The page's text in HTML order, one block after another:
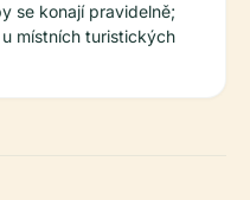
se konají pravidelně;
místních turistických